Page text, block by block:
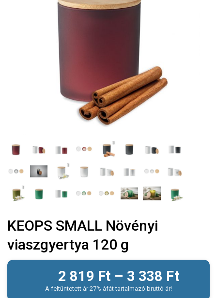
KEOPS SMALL Növényi
viaszgyertya 120 g
2 819 Ft – 3 338 Ft
A feltüntetett ár 27% áfát tartalmazó bruttó ár!